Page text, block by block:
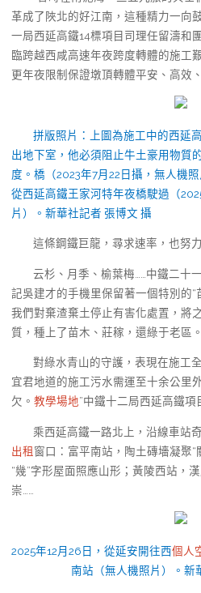
革成了陜北的好江南，這種精力一向
一局西延高鐵14標項目司理任留濤和
臨跨越西咸高速年夜跨度轉體的施工
更年夜限制保證墩頂轉體平安、高效
拼版照片：上圖為施工中的西延
出地下室，他必須阻止牛土豪用物質
度。橋（2023年7月22日攝，無人機
從西延高鐵王家河特年夜橋駛過（
片）。新華社記者 張博文 攝
這條鋼鐵巨龍，尋求速率，也努
云杉、月季、榆葉梅……中鐵二十
記吳建才的手機里保留著一個特別的“
我們對棄渣棄土停止有害化處置，將
質，種上了苗木、莊稼，還綠于老區
對綠水青山的守護，表現在施工
宜君地道的施工污水需運至十余公里
欠。 教學場地”中鐵十二局西延高鐵項
乘西延高鐵一路北上，沿線車站
出租 窗口：富平南站，陶土磚墻凝聚“
“幾”字形屋面照應山形；黃陵西站，
崇……
2025年12月26日，從延安開往西個人
南站（無人機照片）。新